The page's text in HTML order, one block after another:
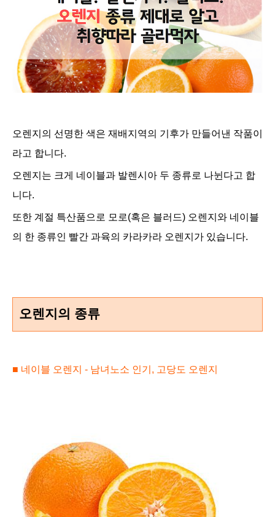
오렌지의 선명한 색은 재배지역의 기후가 만들어낸 작품이
라고 합니다.
오렌지는 크게 네이블과 발렌시아 두 종류로 나뉜다고 합
니다.
또한 계절 특산품으로 모로(혹은 블러드) 오렌지와 네이블
의 한 종류인 빨간 과육의 카라카라 오렌지가 있습니다.
오렌지의 종류
■ 네이블 오렌지 - 남녀노소 인기, 고당도 오렌지